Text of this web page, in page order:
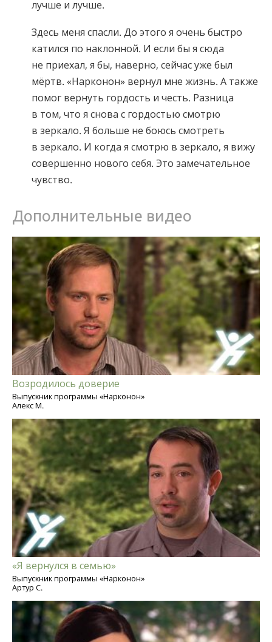
лучше и лучше.
Здесь меня спасли. До этого я очень быстро
катился по наклонной. И если бы я сюда
не приехал, я бы, наверно, сейчас уже был
мёртв. «Нарконон» вернул мне жизнь. А также
помог вернуть гордость и честь. Разница
в том, что я снова с гордостью смотрю
в зеркало. Я больше не боюсь смотреть
в зеркало. И когда я смотрю в зеркало, я вижу
совершенно нового себя. Это замечательное
чувство.
Дополнительные видео
Возродилось доверие
Выпускник программы «Нарконон»
Алекс М.
«Я вернулся в семью»
Выпускник программы «Нарконон»
Артур С.